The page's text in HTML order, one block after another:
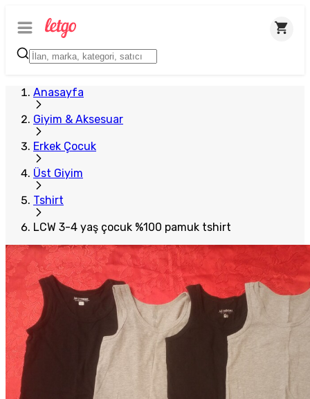
Anasayfa
Giyim & Aksesuar
Erkek Çocuk
Üst Giyim
Tshirt
LCW 3-4 yaş çocuk %100 pamuk tshirt